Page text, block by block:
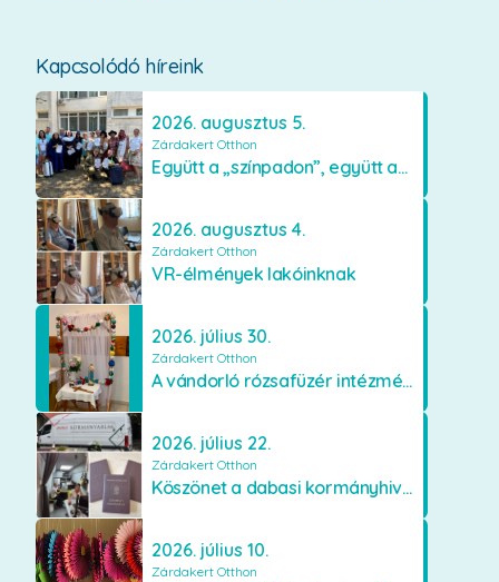
Kapcsolódó híreink
2026. augusztus 5.
Zárdakert Otthon
Együtt a „színpadon”, együtt az élményekért 🎭✨
2026. augusztus 4.
Zárdakert Otthon
VR-élmények lakóinknak
2026. július 30.
Zárdakert Otthon
A vándorló rózsafüzér intézményünkben
2026. július 22.
Zárdakert Otthon
Köszönet a dabasi kormányhivatal munkatársainak
2026. július 10.
Zárdakert Otthon